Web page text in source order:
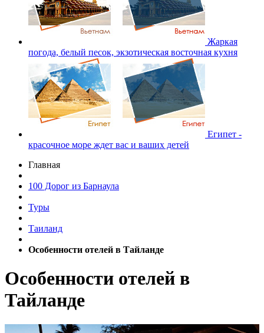
Жаркая
погода, белый песок, экзотическая восточная кухня
Египет -
красочное море ждет вас и ваших детей
Главная
100 Дорог из Барнаула
Туры
Таиланд
Особенности отелей в Тайланде
Особенности отелей в
Тайланде